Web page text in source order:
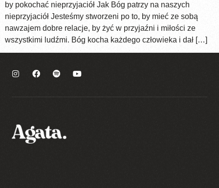
by pokochać nieprzyjaciół Jak Bóg patrzy na naszych
nieprzyjaciół Jesteśmy stworzeni po to, by mieć ze sobą
nawzajem dobre relacje, by żyć w przyjaźni i miłości ze
wszystkimi ludźmi. Bóg kocha każdego człowieka i dał […]